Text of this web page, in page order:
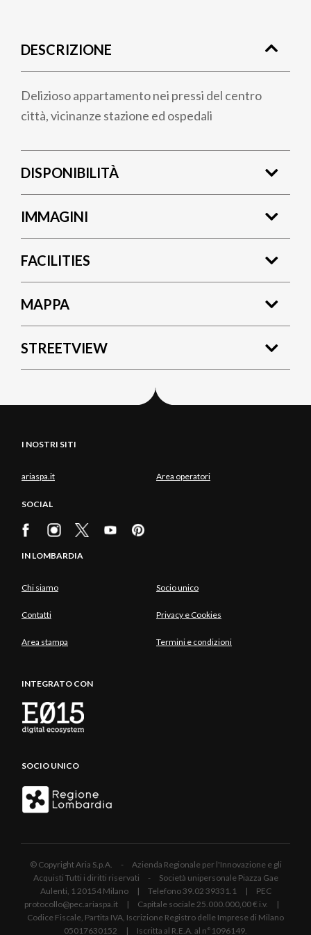
pane
DESCRIZIONE
Delizioso appartamento nei pressi del centro
città, vicinanze stazione ed ospedali
DISPONIBILITÀ
IMMAGINI
FACILITIES
MAPPA
STREETVIEW
I NOSTRI SITI
ariaspa.it Area operatori
SOCIAL
IN LOMBARDIA
Chi siamo Socio unico
Contatti Privacy e Cookies
Area stampa Termini e condizioni
INTEGRATO CON
SOCIO UNICO
© Copyright Aria S.p.A. - Azienda Regionale per l'Innovazione e gli
Acquisti Tutti i diritti riservati - Società unipersonale Piazza Gae
Aulenti, 1 20154 Milano | Telefono 39.02 39331.1 | PEC
protocollo@pec.ariaspa.it | Capitale sociale 25.000.000,00 € i.v. |
Codice Fiscale, Partita IVA, Iscrizione Registro delle Imprese di Milano
05017630152 | Iscritta al R.E.A. al n°1096149.